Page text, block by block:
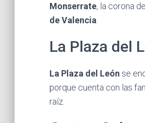
Monserrate, la corona
de Valencia
La Plaza del
La Plaza del León se
porque cuenta con las
raíz.